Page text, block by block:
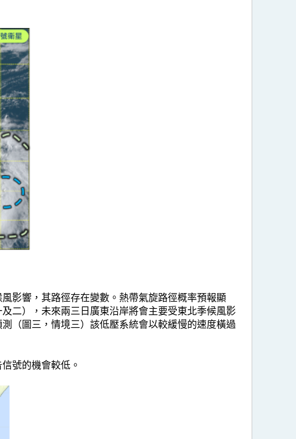
影響，其路徑存在變數。熱帶氣旋路徑概率預報顯
二），未來兩三日廣東沿岸將會主要受東北季候風影
（圖三，情境三）該低壓系統會以較緩慢的速度橫過
號的機會較低。